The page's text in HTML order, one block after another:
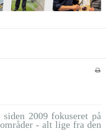
2009 fokuseret på
- alt lige fra den